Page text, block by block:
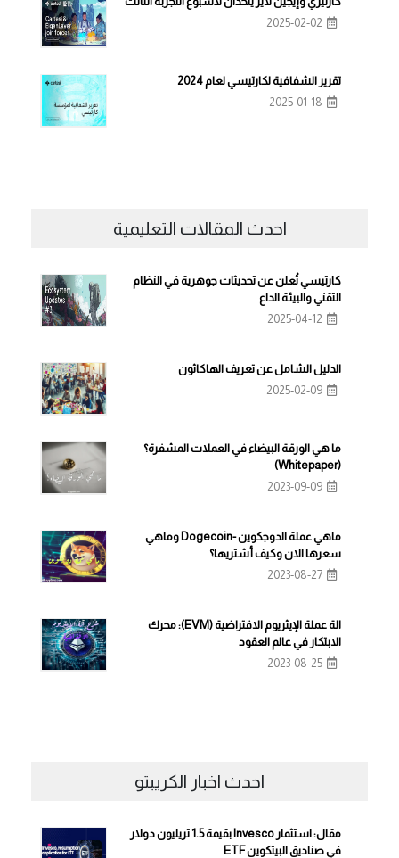
2025-02-02
تقرير الشفافية لكارتيسي لعام 2024
2025-01-18
احدث المقالات التعليمية
كارتيسي تُعلن عن تحديثات جوهرية في النظام
التقني والبيئة الداع
2025-04-12
الدليل الشامل عن تعريف الهاكاثون
2025-02-09
ما هي الورقة البيضاء في العملات المشفرة؟
(Whitepaper)
2023-09-09
ماهي عملة الدوجكوين -Dogecoin وماهي
سعرها الان وكيف أشتريها؟
2023-08-27
الة عملة الإيثريوم الافتراضية (EVM): محرك
الابتكار في عالم العقود
2023-08-25
احدث اخبار الكريبتو
مقال: استثمار Invesco بقيمة 1.5 تريليون دولار
في صناديق البيتكوين ETF